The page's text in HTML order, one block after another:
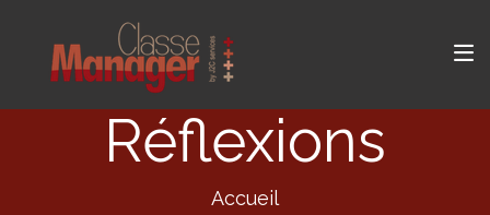
Réflexions
Accueil